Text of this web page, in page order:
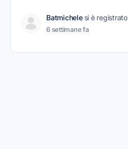
Batmichele si è registrato
6 settimane fa